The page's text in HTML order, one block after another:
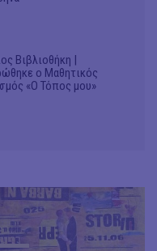
Βιβλιοθήκη |
ο Μαθητικός
«Ο Τόπος μου»